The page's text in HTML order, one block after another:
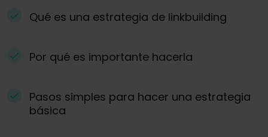
Qué es una estrategia de linkbuilding
Por qué es importante hacerla
Pasos simples para hacer una estrategia
básica